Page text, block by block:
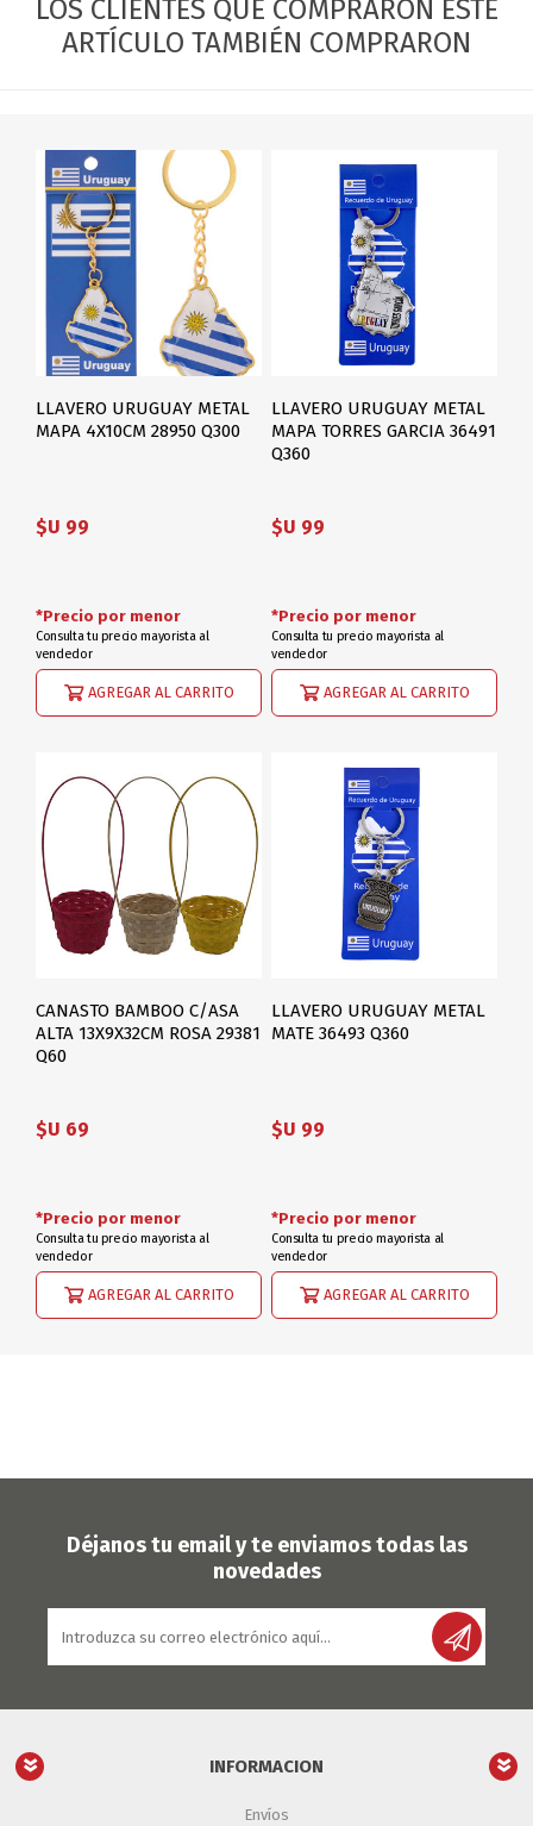
LOS CLIENTES QUE COMPRARON ESTE
ARTÍCULO TAMBIÉN COMPRARON
LLAVERO URUGUAY METAL
MAPA 4X10CM 28950 Q300
$U 99
AGREGAR AL CARRITO
*Precio por menor
Consulta tu precio mayorista al
vendedor
LLAVERO URUGUAY METAL
MAPA TORRES GARCIA 36491
Q360
$U 99
AGREGAR AL CARRITO
*Precio por menor
Consulta tu precio mayorista al
vendedor
CANASTO BAMBOO C/ASA
ALTA 13X9X32CM ROSA 29381
Q60
$U 69
AGREGAR AL CARRITO
*Precio por menor
Consulta tu precio mayorista al
vendedor
LLAVERO URUGUAY METAL
MATE 36493 Q360
$U 99
AGREGAR AL CARRITO
*Precio por menor
Consulta tu precio mayorista al
vendedor
Déjanos tu email y te enviamos todas las
novedades
INFORMACION
Envíos